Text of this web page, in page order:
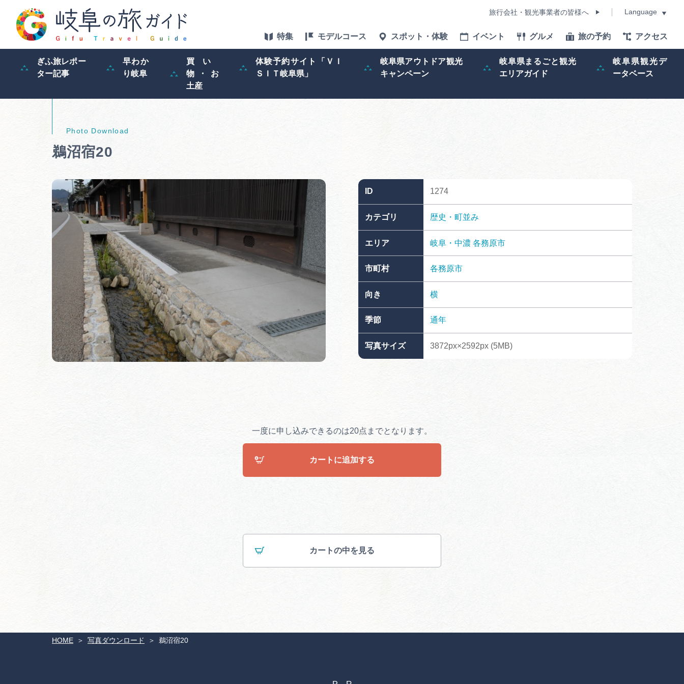
旅行会社・観光事業者の皆様へ Language
特集 モデルコース スポット・体験 イベント グルメ 旅の予約 アクセス
ぎふ旅レポー
ター記事
早わか
り岐阜
買い
物・お
土産
体験予約サイト「ＶＩ
ＳＩＴ岐阜県」
岐阜県アウトドア観光
キャンペーン
岐阜県まるごと観光
エリアガイド
岐阜県観光デ
ータベース
岐阜県アウトドア観光キャン
ペーン
イド
岐阜県観光データベース
HOME 写真ダウンロード 鵜沼宿20
鵜沼宿20
ID 1274
カテゴリ 歴史・町並み
エリア 岐阜・中濃 各務原市
市町村 各務原市
向き 横
季節 通年
写真サイズ 3872px×2592px (5MB)
一度に申し込みできるのは20点までとなります。
カートに追加する
カートの中を見る